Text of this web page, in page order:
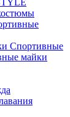
Спортивные
майки